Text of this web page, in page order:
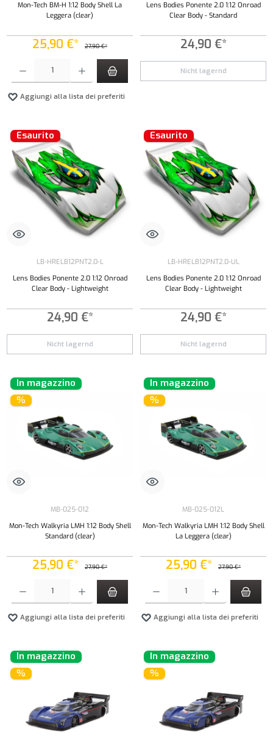
Mon-Tech BM-H 1:12 Body Shell La
Leggera (clear)
25,90 €* 27,90 €*
Quantità del prodotto: inserisci la quantità desiderata o usa i pulsanti per aumentare o
Aggiungi alla lista dei preferiti
Lens Bodies Ponente 2.0 1:12 Onroad
Clear Body - Standard
24,90 €*
Nicht lagernd
Esaurito
LB-HRELB12PNT2.0-L
Lens Bodies Ponente 2.0 1:12 Onroad
Clear Body - Lightweight
24,90 €*
Nicht lagernd
Esaurito
LB-HRELB12PNT2.0-UL
Lens Bodies Ponente 2.0 1:12 Onroad
Clear Body - Lightweight
24,90 €*
Nicht lagernd
In magazzino
%
MB-025-012
Mon-Tech Walkyria LMH 1:12 Body Shell
Standard (clear)
25,90 €* 27,90 €*
Aggiungi alla lista dei preferiti
In magazzino
%
MB-025-012L
Mon-Tech Walkyria LMH 1:12 Body Shell
La Leggera (clear)
25,90 €* 27,90 €*
Aggiungi alla lista dei preferiti
In magazzino
%
In magazzino
%